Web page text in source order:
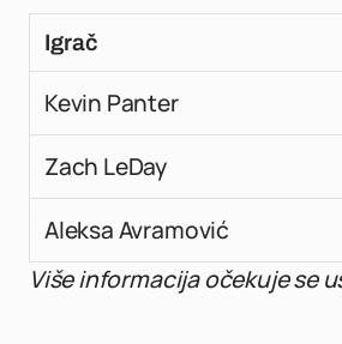
Igrač
Kevin Panter
Zach LeDay
Aleksa Avramović
Više informacija očekuje se